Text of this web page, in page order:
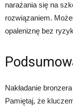
narażania się na
rozwiązaniem.
opaleniznę bez
Nakładanie
Pamiętaj, że